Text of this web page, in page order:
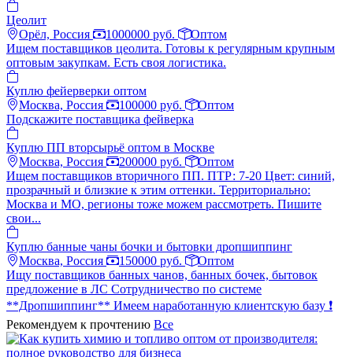
Цеолит
Орёл, Россия
1000000 руб.
Оптом
Ищем поставщиков цеолита. Готовы к регулярным крупным
оптовым закупкам. Есть своя логистика.
Куплю фейерверки оптом
Москва, Россия
100000 руб.
Оптом
Подскажите поставщика фейверка
Куплю ПП вторсырьё оптом в Москве
Москва, Россия
200000 руб.
Оптом
Ищем поставщиков вторичного ПП. ПТР: 7-20 Цвет: синий,
прозрачный и близкие к этим оттенки. Территориально:
Москва и МО, регионы тоже можем рассмотреть. Пишите
свои...
Куплю банные чаны бочки и бытовки дропшиппинг
Москва, Россия
150000 руб.
Оптом
Ищу поставщиков банных чанов, банных бочек, бытовок
предложение в ЛС Сотрудничество по системе
**Дропшиппинг** Имеем наработанную клиентскую базу ❗️
Рекомендуем к прочтению Все